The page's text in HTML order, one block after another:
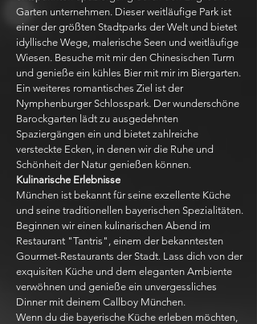
Garten unternehmen. Dieser weitläufige Park ist
einer der größten Stadtparks der Welt und bietet
idyllische Wege, malerische Seen und weitläufige
Wiesen. Besuche mit mir den Chinesischen Turm
und genieße ein kühles Bier mit mir im Biergarten.
Ein weiteres romantisches Ziel ist der
Nymphenburger Schlosspark. Der wunderschöne
Barockgarten lädt zu ausgedehnten
Spaziergängen ein und bietet zahlreiche
versteckte Ecken, in denen wir die Ruhe und
Schönheit der Natur genießen können.
Kulinarische Erlebnisse
München ist bekannt für seine exzellente Küche
und seine traditionellen bayerischen Spezialitäten.
Beginnen wir einen kulinarischen Abend im
Restaurant "Tantris", einem der bekanntesten
Gourmet-Restaurants der Stadt. Lass dich von der
exquisiten Küche und dem eleganten Ambiente
verwöhnen und genieße ein unvergessliches
Dinner mit deinem Callboy München.
Wenn du die bayerische Küche erleben möchten,